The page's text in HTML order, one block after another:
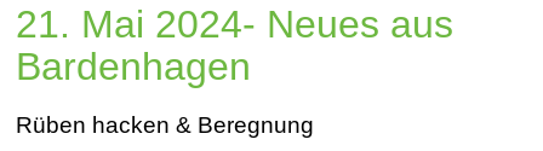
21. Mai 2024- Neues aus
Bardenhagen
Rüben hacken & Beregnung